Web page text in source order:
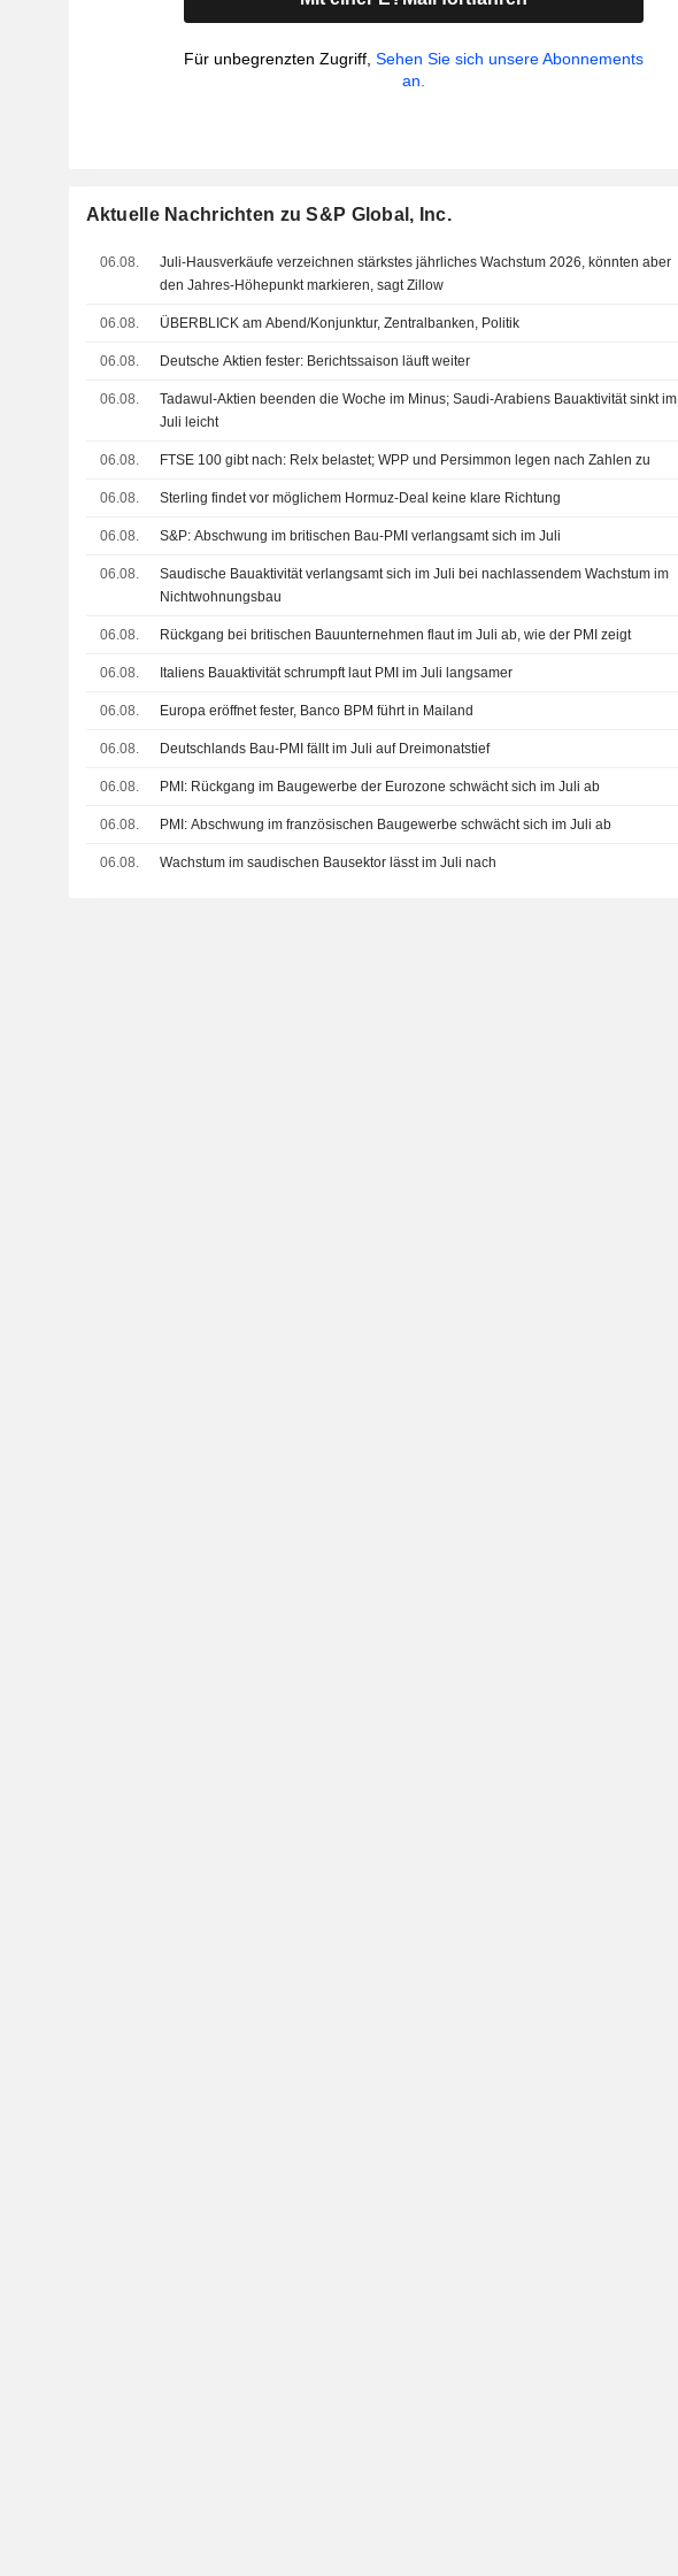
Für unbegrenzten Zugriff,Sehen Sie sich unsere Abonnements
an.
Aktuelle Nachrichten zu S&P Global, Inc.
06.08.
Juli-Hausverkäufe verzeichnen stärkstes jährliches Wachstum 2026, könnten aber
den Jahres-Höhepunkt markieren, sagt Zillow
06.08. ÜBERBLICK am Abend/Konjunktur, Zentralbanken, Politik
06.08. Deutsche Aktien fester: Berichtssaison läuft weiter
06.08.
Tadawul-Aktien beenden die Woche im Minus; Saudi-Arabiens Bauaktivität sinkt im
Juli leicht
06.08. FTSE 100 gibt nach: Relx belastet; WPP und Persimmon legen nach Zahlen zu
06.08. Sterling findet vor möglichem Hormuz-Deal keine klare Richtung
06.08. S&P: Abschwung im britischen Bau-PMI verlangsamt sich im Juli
06.08.
Saudische Bauaktivität verlangsamt sich im Juli bei nachlassendem Wachstum im
Nichtwohnungsbau
06.08. Rückgang bei britischen Bauunternehmen flaut im Juli ab, wie der PMI zeigt
06.08. Italiens Bauaktivität schrumpft laut PMI im Juli langsamer
06.08. Europa eröffnet fester, Banco BPM führt in Mailand
06.08. Deutschlands Bau-PMI fällt im Juli auf Dreimonatstief
06.08. PMI: Rückgang im Baugewerbe der Eurozone schwächt sich im Juli ab
06.08. PMI: Abschwung im französischen Baugewerbe schwächt sich im Juli ab
06.08. Wachstum im saudischen Bausektor lässt im Juli nach